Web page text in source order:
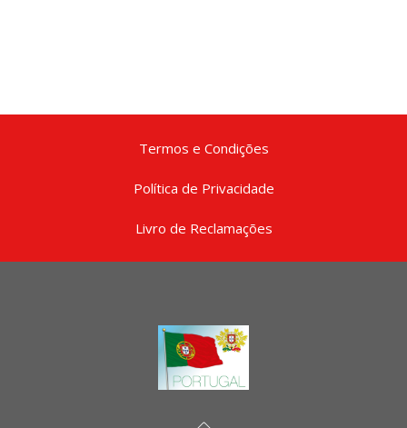
Termos e Condições
Política de Privacidade
Livro de Reclamações